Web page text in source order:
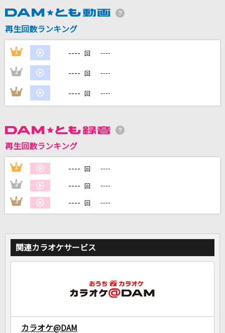
神或アルゴリズム (feat.りりあ。)
DAMの新曲・ランキングなど
DAMに会員登録・ログインして
カラオケをもっと楽しもう！
自宅でカラオケ歌い放題！
家族や友達と一緒に！練習にも！
再生回数ランキング
1 ---- 回 ----
2 ---- 回 ----
3 ---- 回 ----
再生回数ランキング
1 ---- 回 ----
2 ---- 回 ----
3 ---- 回 ----
関連カラオケサービス
カラオケ@DAM